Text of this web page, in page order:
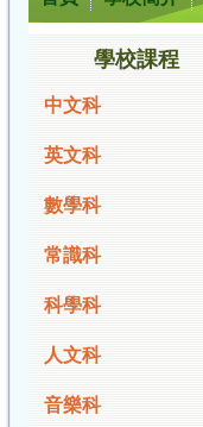
學校課程
中文科
英文科
數學科
常識科
科學科
人文科
音樂科